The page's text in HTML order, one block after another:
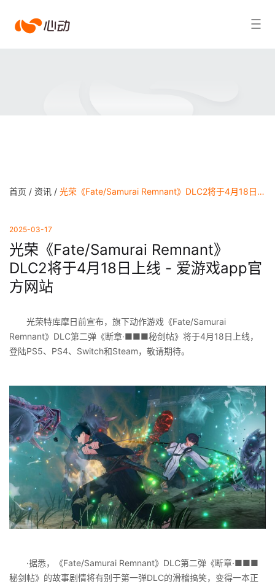
爱搜索结果
首页 / 资讯 / 光荣《Fate/Samurai Remnant》DLC2将于4月18日上线 - 爱游戏app官方网站
2025-03-17
光荣《Fate/Samurai Remnant》
DLC2将于4月18日上线 - 爱游戏app官
方网站
光荣特库摩日前宣布，旗下动作游戏《Fate/Samurai
Remnant》DLC第二弹《断章·■■■秘剑帖》将于4月18日上线，
登陆PS5、PS4、Switch和Steam，敬请期待。
·据悉，《Fate/Samurai Remnant》DLC第二弹《断章·■■■
秘剑帖》的故事剧情将有别于第一弹DLC的滑稽搞笑，变得一本正